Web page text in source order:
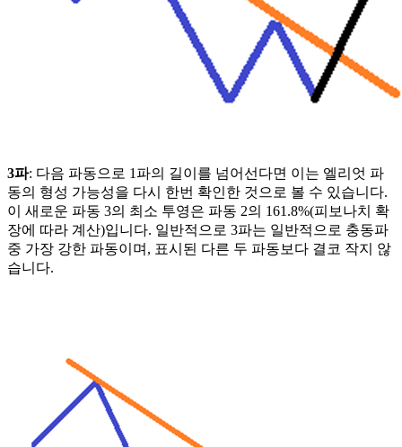
3파: 다음 파동으로 1파의 길이를 넘어선다면 이는 엘리엇 파
동의 형성 가능성을 다시 한번 확인한 것으로 볼 수 있습니다.
이 새로운 파동 3의 최소 투영은 파동 2의 161.8%(피보나치 확
장에 따라 계산)입니다. 일반적으로 3파는 일반적으로 충동파
중 가장 강한 파동이며, 표시된 다른 두 파동보다 결코 작지 않
습니다.